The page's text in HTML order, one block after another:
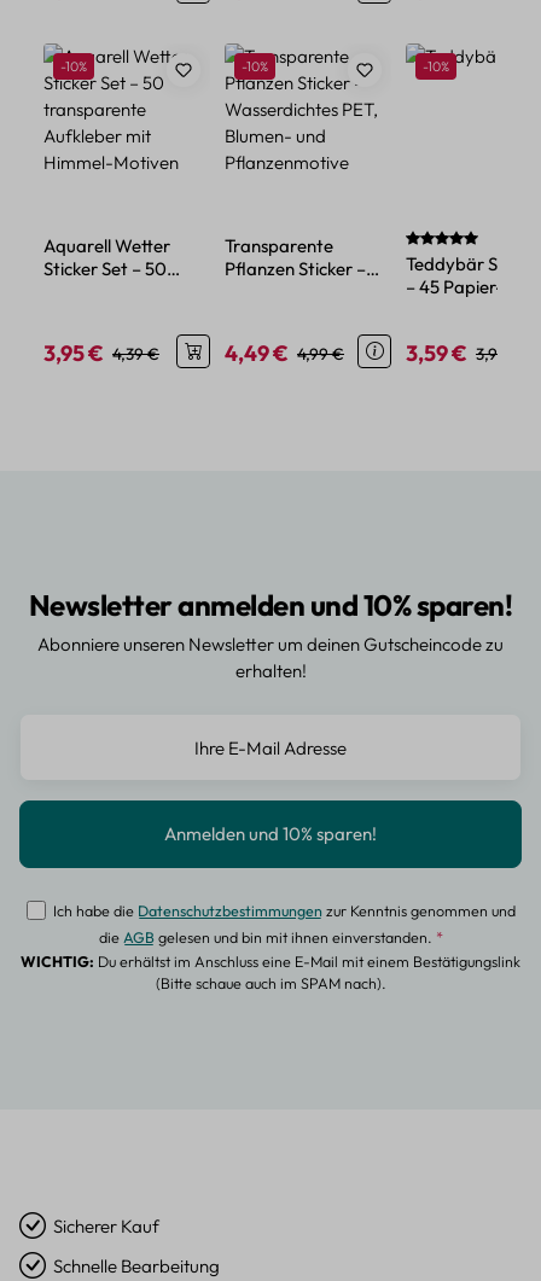
Produktgalerie überspringen
Rabatt
-10%
Aquarell Wetter
Sticker Set – 50
Himmel-Motiven
Verkaufspreis:
3,95 € Regulärer Preis:
4,39 €
Rabatt
-10%
Transparente
Pflanzen Sticker –
Verkaufspreis:
4,49 € Regulärer Preis:
4,99 €
Rabatt
-10%
Teddybär
– 45 Papier-
Verkaufspreis:
3,59 € 3,99 €
Newsletter anmelden und 10% sparen!
Abonniere unseren Newsletter um deinen Gutscheincode zu
erhalten!
Ich habe die Datenschutzbestimmungenzur Kenntnis genommen und
dieAGBgelesen und bin mit ihnen einverstanden. *
WICHTIG: Du erhältst im Anschluss eine E-Mail mit einem Bestätigungslink
(Bitte schaue auch im SPAM nach).
Sicherer Kauf
Schnelle Bearbeitung